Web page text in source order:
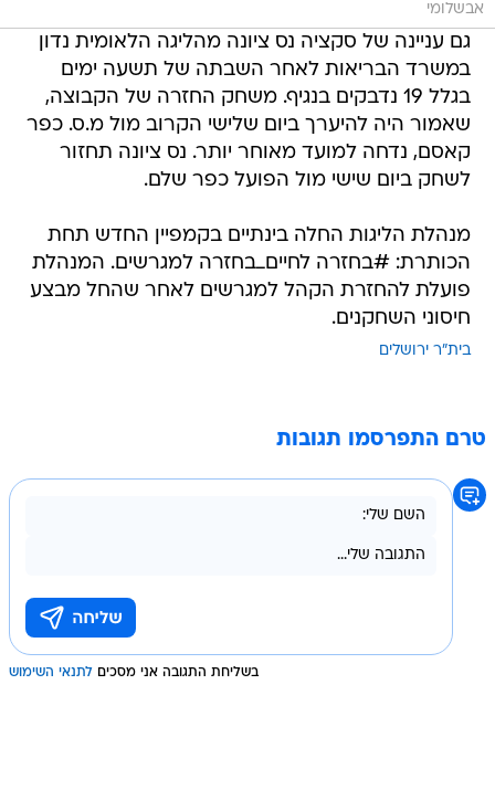
אבשלומי
גם עניינה של סקציה נס ציונה מהליגה הלאומית נדון
במשרד הבריאות לאחר השבתה של תשעה ימים
בגלל 19 נדבקים בנגיף. משחק החזרה של הקבוצה,
שאמור היה להיערך ביום שלישי הקרוב מול מ.ס. כפר
קאסם, נדחה למועד מאוחר יותר. נס ציונה תחזור
לשחק ביום שישי מול הפועל כפר שלם.
מנהלת הליגות החלה בינתיים בקמפיין החדש תחת
הכותרת: #בחזרה לחיים_בחזרה למגרשים. המנהלת
פועלת להחזרת הקהל למגרשים לאחר שהחל מבצע
חיסוני השחקנים.
בית"ר ירושלים
טרם התפרסמו תגובות
בשליחת התגובה אני מסכים לתנאי השימוש